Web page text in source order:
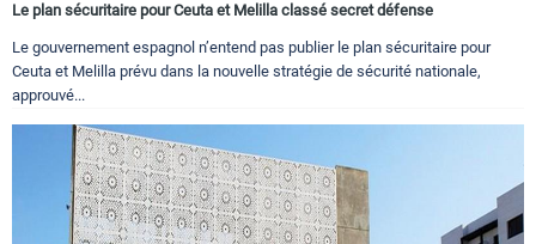
Le plan sécuritaire pour Ceuta et Melilla classé secret défense
Le gouvernement espagnol n’entend pas publier le plan sécuritaire pour
Ceuta et Melilla prévu dans la nouvelle stratégie de sécurité nationale,
approuvé...